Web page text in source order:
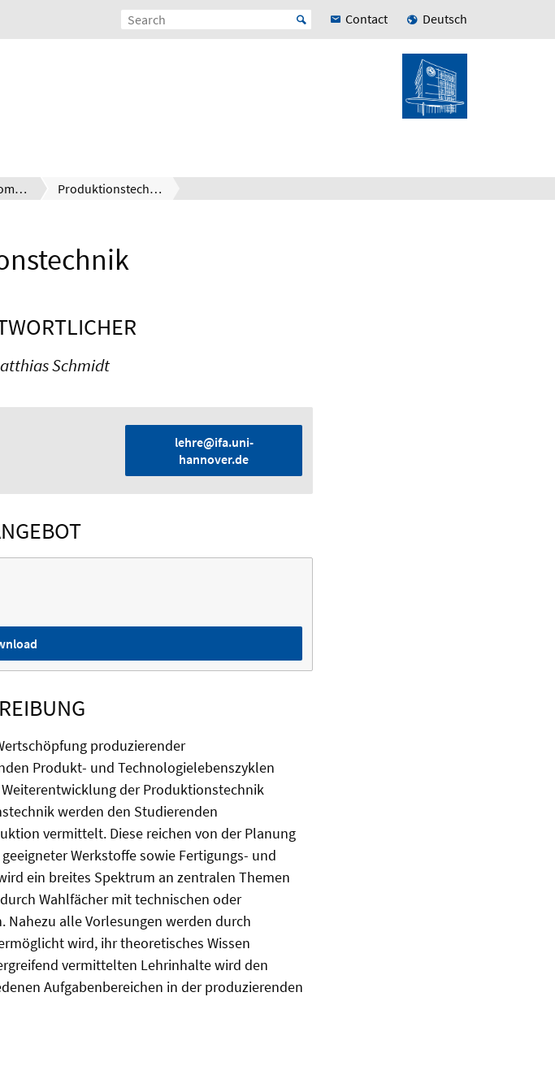
Contact Deutsch
Technische Kompetenzbereiche (Vertiefungsbereiche) Produktionstechnik
Schmidt
lehre@ifa.uni-
hannover.de
produzierender
Produkt- und Technologielebenszyklen
der Produktionstechnik
werden den Studierenden
vermittelt. Diese reichen von der Planung
Werkstoffe sowie Fertigungs- und
ein breites Spektrum an zentralen Themen
Wahlfächer mit technischen oder
alle Vorlesungen werden durch
wird, ihr theoretisches Wissen
vermittelten Lehrinhalte wird den
Aufgabenbereichen in der produzierenden